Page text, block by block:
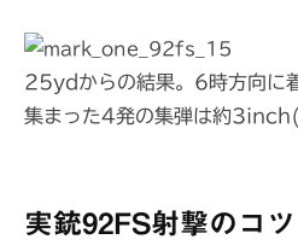
25ydからの結果。6時方向に
集まった4発の集弾は約
実銃92FS射撃のコツ